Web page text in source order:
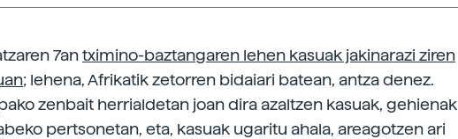
7antximino-baztangaren lehen kasuak jakinarazi ziren
; lehena, Afrikatik zetorren bidaiari batean, antza denez.
zenbait herrialdetan joan dira azaltzen kasuak, gehienak
pertsonetan, eta, kasuak ugaritu ahala, areagotzen ari